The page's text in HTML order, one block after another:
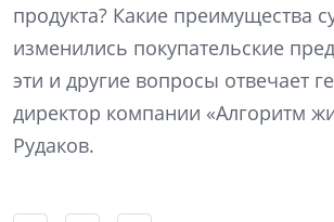
продукта? Какие преимущества
изменились покупательские
эти и другие вопросы отвечает
директор компании «Алгоритм
Рудаков.